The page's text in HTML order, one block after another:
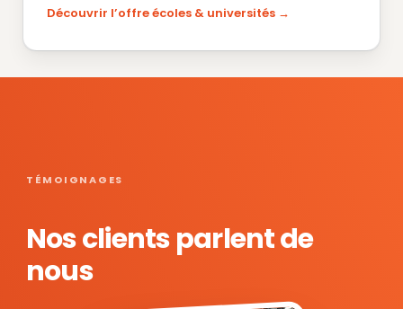
Découvrir l’offre écoles & universités
TÉMOIGNAGES
Nos clients parlent de
nous